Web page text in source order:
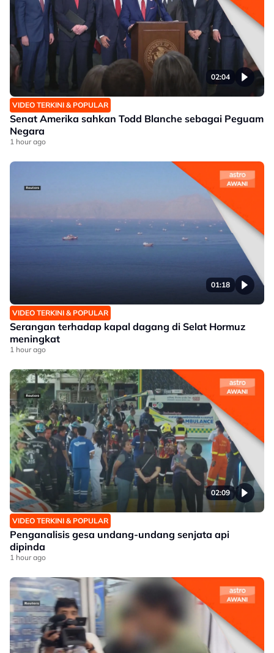
02:04
VIDEO TERKINI & POPULAR
Senat Amerika sahkan Todd Blanche sebagai Peguam
Negara
1 hour ago
01:18
VIDEO TERKINI & POPULAR
Serangan terhadap kapal dagang di Selat Hormuz
meningkat
1 hour ago
02:09
VIDEO TERKINI & POPULAR
Penganalisis gesa undang-undang senjata api
dipinda
1 hour ago